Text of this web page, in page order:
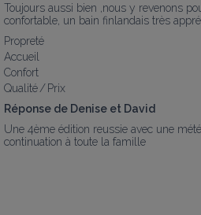
Toujours aussi bien ,nous y revenons
confortable, un bain finlandais très
Propreté
Accueil
Confort
Qualité / Prix
Réponse de Denise et David
Une 4ème édition reussie avec une
continuation à toute la famille